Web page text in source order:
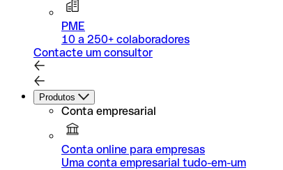
PME
10 a 250+ colaboradores
Contacte um consultor
Produtos
Conta empresarial
Conta online para empresas
Uma conta empresarial tudo-em-um